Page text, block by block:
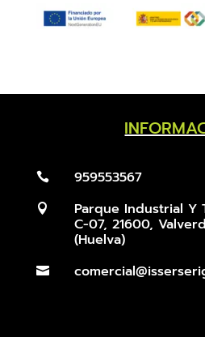
 959553567
 Parque Industrial Y
C-07, 21600,
(Huelva)
